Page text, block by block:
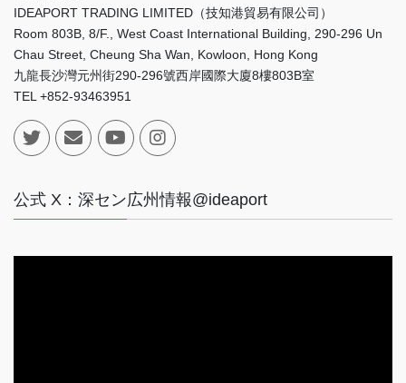
IDEAPORT TRADING LIMITED（技知港貿易有限公司）
Room 803B, 8/F., West Coast International Building, 290-296 Un
Chau Street, Cheung Sha Wan, Kowloon, Hong Kong
九龍長沙灣元州街290-296號西岸國際大廈8樓803B室
TEL +852-93463951
公式 X：深セン広州情報@ideaport